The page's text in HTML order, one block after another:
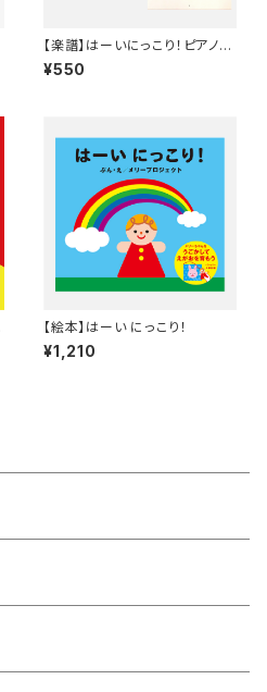
【楽譜】はーいにっこり！ピアノ伴
奏
¥550
【絵本】はーい にっこり！
¥1,210